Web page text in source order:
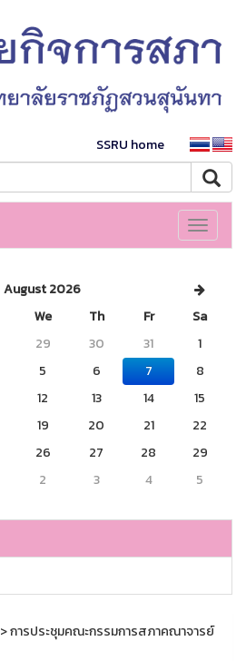
SSRU home
Toggle
August 2026
We Th Fr
Sa
29 30 31
1
5 6 7
8
12 13 14
15
19 20 21
22
26 27 28
29
2 3 4 5
> การประชุมคณะกรรมการสภาคณาจารย์